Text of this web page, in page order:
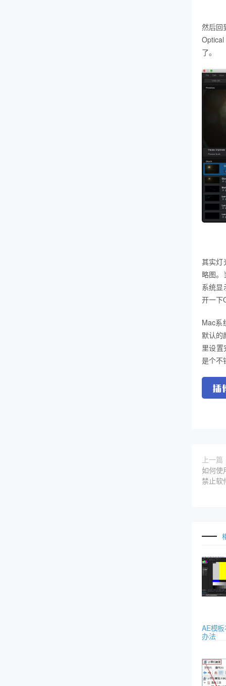
然后回
了。
其实灯
略图。
系统显
开一下
Mac系
默认的
里设置
是个不
上一篇
如何使
禁止软
AE模
办法